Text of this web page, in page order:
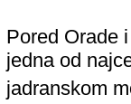
Pored Orade
jedna od
jadranskom